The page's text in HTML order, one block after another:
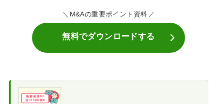
M&Aの重要ポイント資料
無料でダウンロードする